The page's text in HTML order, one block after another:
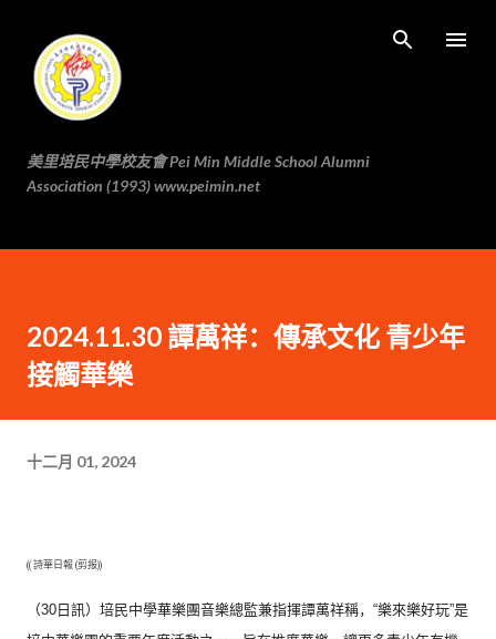
美里培民中學校友會 Pei Min Middle School Alumni
Association (1993) www.peimin.net
2024.11.30 譚萬祥：傳承文化 青少年
接觸華樂
十二月 01, 2024
(( 詩華日報 (剪报))
（30日訊）培民中學華樂團音樂總監兼指揮譚萬祥稱，“樂來樂好玩”是